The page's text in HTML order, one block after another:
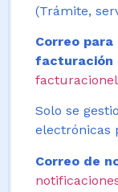
(Trámite,
Correo
facturación
Solo se
electrónicas
Correo de